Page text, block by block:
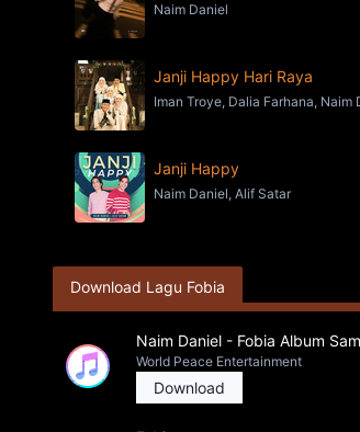
Naim Daniel
Janji Happy Hari Raya
Iman Troye, Dalia Farhana,
Janji Happy
Naim Daniel, Alif Satar
Download Lagu Fobia
Naim Daniel - Fobia Album
World Peace Entertainment
Download